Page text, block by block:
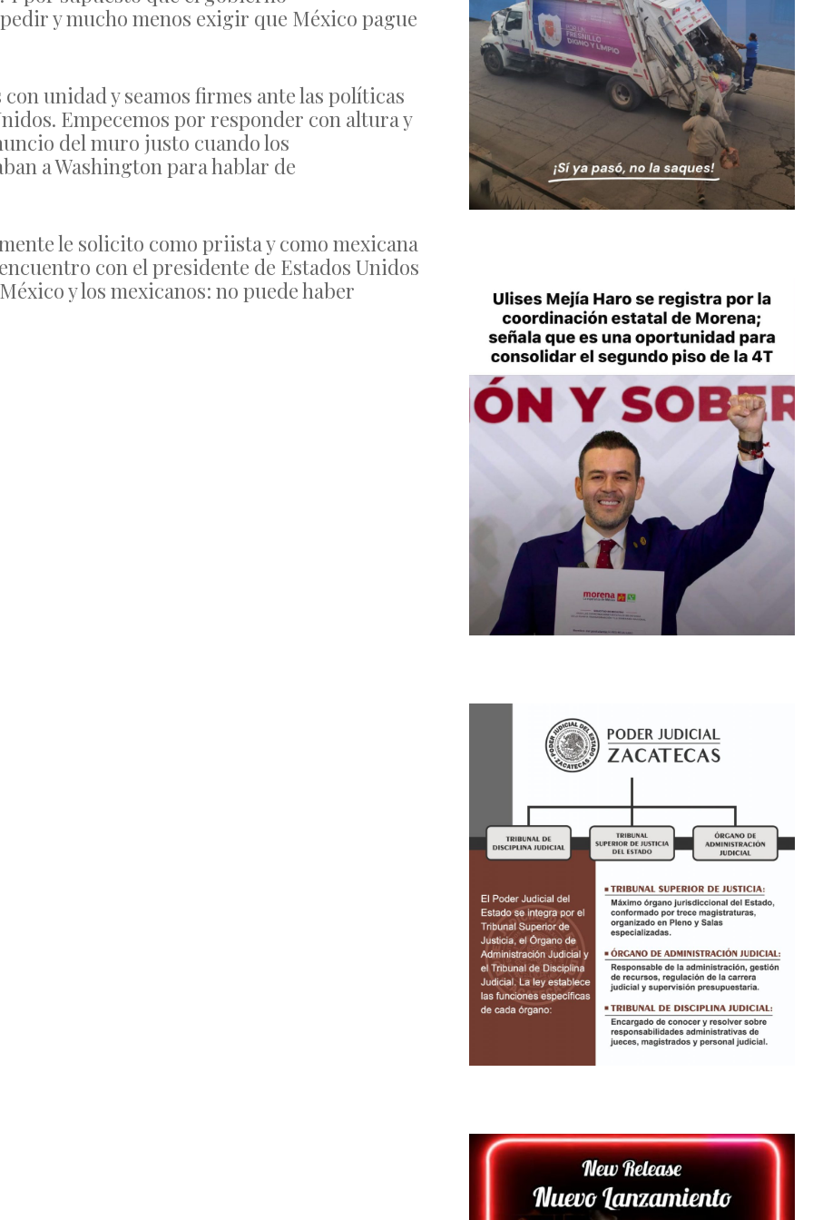
y mucho menos exigir que México pague
unidad y seamos firmes ante las políticas
Empecemos por responder con altura y
del muro justo cuando los
a Washington para hablar de
le solicito como priista y como mexicana
con el presidente de Estados Unidos
y los mexicanos: no puede haber